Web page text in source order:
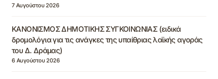
7 Αυγούστου 2026
ΚΑΝΟΝΙΣΜΟΣ ΔΗΜΟΤΙΚΗΣ ΣΥΓΚΟΙΝΩΝΙΑΣ (ειδικά
δρομολόγια για τις ανάγκες της υπαίθριας λαϊκής αγοράς
του Δ. Δράμας)
6 Αυγούστου 2026